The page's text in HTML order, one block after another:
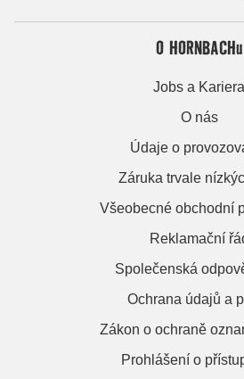
O HORNBACHu
Jobs a Kariera
O nás
Údaje o
Záruka trvale
Všeobecné obchodní
Reklamační
Společenská
Ochrana údajů a
Zákon o ochraně
Prohlášení o